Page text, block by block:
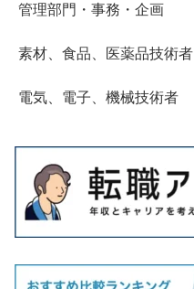
管理部門・事務・企画
素材、食品、医薬品技術者
電気、電子、機械技術者